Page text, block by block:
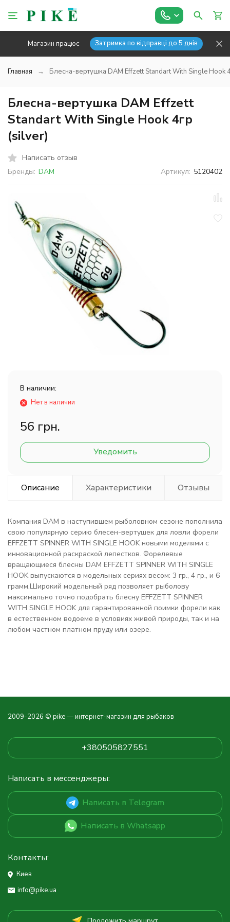
Магазин працює Затримка по відправці до 5 днів
Главная Блесна-вертушка DAM Effzett Standart With Single Hook
Блесна-вертушка DAM Effzett
Standart With Single Hook 4гр
(silver)
Написать отзыв
Бренды: DAM Артикул: 5120402
В наличии:
Нет в наличии
56 грн.
Уведомить
Описание Характеристики Отзывы
Компания DAM в наступившем рыболовном сезоне пополнила
свою популярную серию блесен-вертушек для ловли форели
EFFZETT SPINNER WITH SINGLE HOOK новыми моделями с
инновационной раскраской лепестков. Форелевые
вращающиеся блесны DAM EFFZETT SPINNER WITH SINGLE
HOOK выпускаются в модельных сериях весом: 3 гр., 4 гр., и 6
грамм.Широкий модельный ряд позволяет рыболову
максимально точно подобрать блесну EFFZETT SPINNER
WITH SINGLE HOOK для гарантированной поимки форели как
в естественном водоеме в условиях живой природы, так и на
любом частном платном пруду или озере.
2009-2026 © pike — интернет-магазин для рыбаков
+380505827551
Написать в мессенджеры:
Написать в Telegram
Написать в Whatsapp
Контакты:
Киев
info@pike.ua